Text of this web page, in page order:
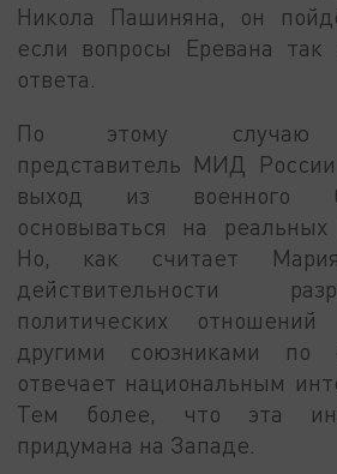
Никола Пашиняна, он
если вопросы Еревана так
ответа.
По этому случаю
представитель МИД
выход из военного
основываться на
Но, как считает
действительности
политических
другими союзниками по
отвечает национальным
Тем более, что эта
придумана на Западе.